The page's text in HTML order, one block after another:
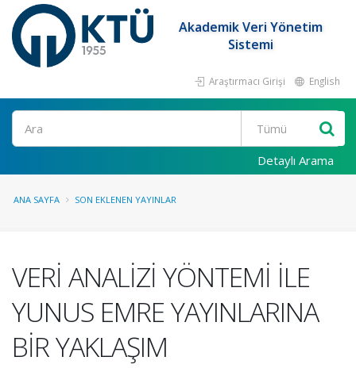
Akademik Veri Yönetim
Sistemi
Araştırmacı Girişi English
Ara
Detaylı Arama
ANA SAYFA SON EKLENEN YAYINLAR
VERİ ANALİZİ YÖNTEMİ İLE
YUNUS EMRE YAYINLARINA
BİR YAKLAŞIM